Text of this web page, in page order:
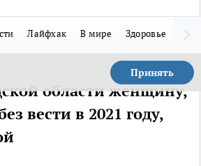
Лайфхак В мире Здоровье
Принять
области женщину,
вести в 2021 году,